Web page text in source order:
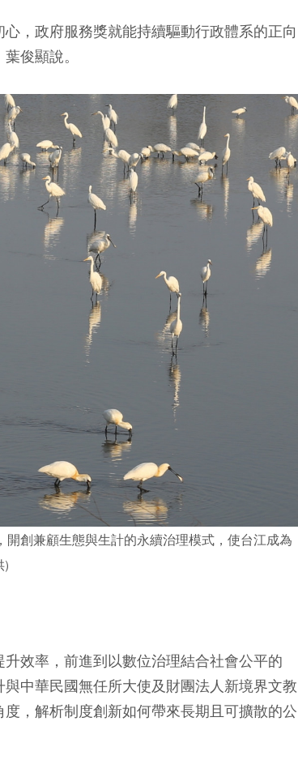
，政府服務獎就能持續驅動行政體系的正向
俊顯說。
創兼顧生態與生計的永續治理模式，使台江成為
)
效率，前進到以數位治理結合社會公平的
中華民國無任所大使及財團法人新境界文教
，解析制度創新如何帶來長期且可擴散的公